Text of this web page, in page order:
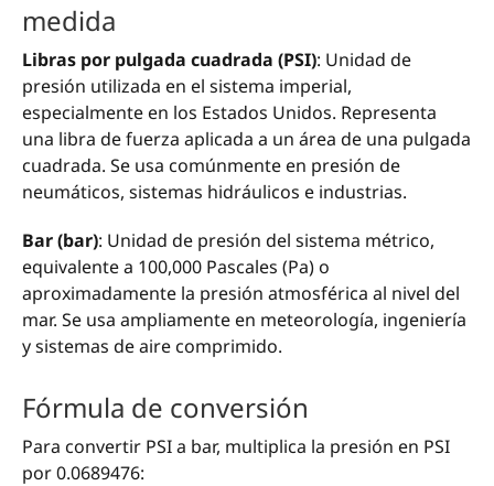
medida
Libras por pulgada cuadrada (PSI): Unidad de
presión utilizada en el sistema imperial,
especialmente en los Estados Unidos. Representa
una libra de fuerza aplicada a un área de una pulgada
cuadrada. Se usa comúnmente en presión de
neumáticos, sistemas hidráulicos e industrias.
Bar (bar): Unidad de presión del sistema métrico,
equivalente a 100,000 Pascales (Pa) o
aproximadamente la presión atmosférica al nivel del
mar. Se usa ampliamente en meteorología, ingeniería
y sistemas de aire comprimido.
Fórmula de conversión
Para convertir PSI a bar, multiplica la presión en PSI
por 0.0689476: